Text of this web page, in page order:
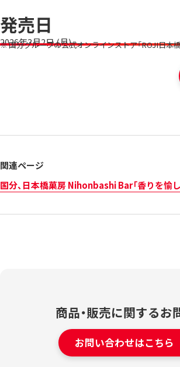
発売日
2026年3月2日 (月)
国分グループの公式オンラインストア「ROJI日本
関連ページ
国分、日本橋菓房 Nihonbashi Bar「香りを愉
商品・販売に関するお
お問い合わせはこちら